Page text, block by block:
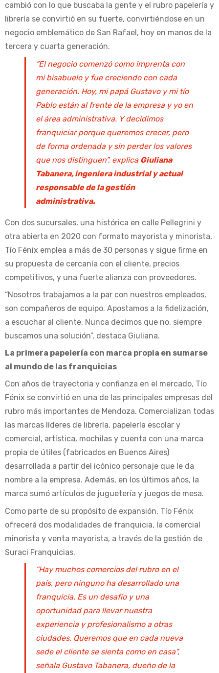
cambió con lo que buscaba la gente y el rubro papelería y
librería se convirtió en su fuerte, convirtiéndose en un
negocio emblemático de San Rafael, hoy en manos de la
tercera y cuarta generación.
“El negocio comenzó como imprenta con
mi bisabuelo y fue creciendo con cada
generación. Hoy, mi papá Gustavo y mi tío
Pablo están al frente de la empresa y yo en
el área administrativa. Y decidimos
franquiciar porque queremos crecer, pero
de forma ordenada y sin perder los valores
que nos distinguen”, explica Giuliana
Tabanera, ingeniera industrial y actual
responsable de la gestión
administrativa.
Con dos sucursales, una histórica en calle Pellegrini y
otra abierta en 2020 con formato mayorista y minorista,
Tío Fénix emplea a más de 30 personas y sigue firme en
su propuesta de cercanía con el cliente, precios
competitivos, y una fuerte alianza con proveedores.
“Nosotros trabajamos a la par con nuestros empleados,
son compañeros de equipo. Apostamos a la fidelización,
a escuchar al cliente. Nunca decimos que no, siempre
buscamos una solución”, destaca Giuliana.
La primera papelería con marca propia en sumarse
al mundo de las franquicias
Con años de trayectoria y confianza en el mercado, Tío
Fénix se convirtió en una de las principales empresas del
rubro más importantes de Mendoza. Comercializan todas
las marcas líderes de librería, papelería escolar y
comercial, artística, mochilas y cuenta con una marca
propia de útiles (fabricados en Buenos Aires)
desarrollada a partir del icónico personaje que le da
nombre a la empresa. Además, en los últimos años, la
marca sumó artículos de juguetería y juegos de mesa.
Como parte de su propósito de expansión, Tío Fénix
ofrecerá dos modalidades de franquicia, la comercial
minorista y venta mayorista, a través de la gestión de
Suraci Franquicias.
“Hay muchos comercios del rubro en el
país, pero ninguno ha desarrollado una
franquicia. Es un desafío y una
oportunidad para llevar nuestra
experiencia y profesionalismo a otras
ciudades. Queremos que en cada nueva
sede el cliente se sienta como en casa”,
señala Gustavo Tabanera, dueño de la